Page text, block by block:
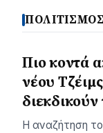
ΠΟΛΙΤΙΣΜΟΣ
Πιο κοντά
νέου
Η αναζήτηση